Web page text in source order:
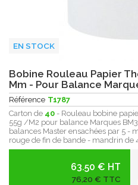
EN STOCK
Bobine Rouleau Papier
Mm - Pour Balance
Référence T1787
Carton de 40 - Rouleau bobine
55g /M2 pour balance Marques
balances Master ensachées par 5 -
rouge de fin de bande - mandrin
63.50 € HT
76,20 € TTC